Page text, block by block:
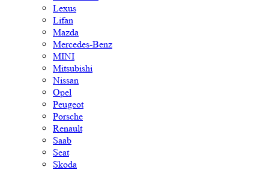
Lexus
Lifan
Mazda
Mercedes-Benz
MINI
Mitsubishi
Nissan
Opel
Peugeot
Porsche
Renault
Saab
Seat
Skoda